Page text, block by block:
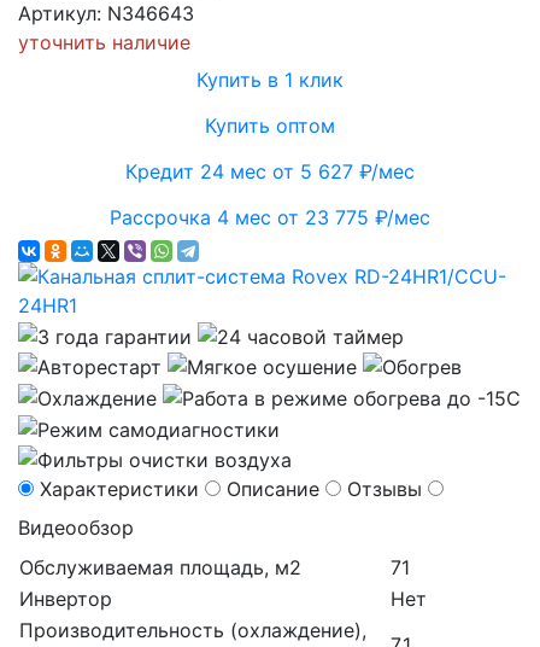
Артикул: N346643
уточнить наличие
Купить в 1 клик
Купить оптом
Кредит 24 мес от 5 627 ₽/мес
Рассрочка 4 мес от 23 775 ₽/мес
Характеристики Описание
Отзывы
Видеообзор
Обслуживаемая площадь, м2
71
Инвертор
Нет
Производительность (охлаждение),